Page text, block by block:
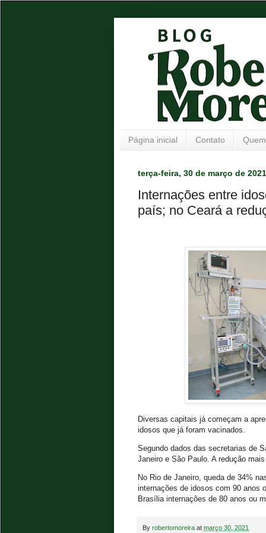
Página inicial Contato
terça-feira, 30 de março de 2021
Internações entre
país; no Ceará a
Diversas capitais já começam a
idosos que já foram vacinados.
Segundo dados das secretarias de
Janeiro e São Paulo. A redução
No Rio de Janeiro, queda de 34%
internações de idosos com 90
Brasília internações de 80 anos ou
By robertomoreira at março 30, 2021